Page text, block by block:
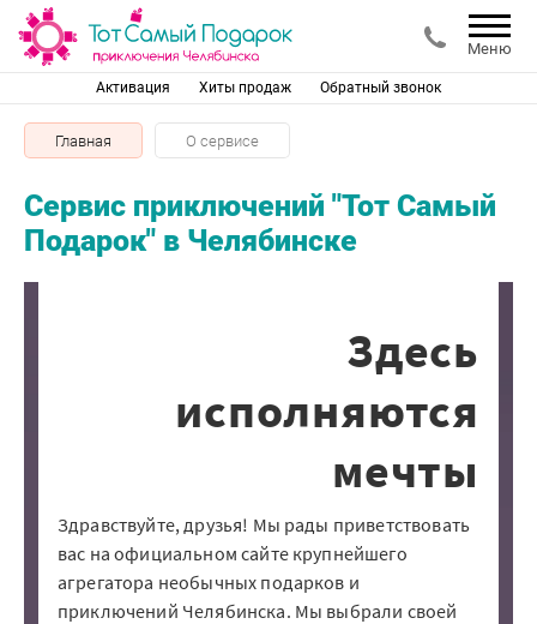
Меню
Активация Хиты продаж Обратный звонок
Главная О сервисе
Сервис приключений "Тот Самый
Подарок" в Челябинске
Здесь
исполняются
мечты
Здравствуйте, друзья! Мы рады приветствовать
вас на официальном сайте крупнейшего
агрегатора необычных подарков и
приключений Челябинска. Мы выбрали своей